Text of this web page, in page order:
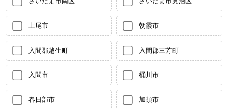
上尾市 朝霞市
入間郡越生町 入間郡三芳町
入間市 桶川市
春日部市 加須市